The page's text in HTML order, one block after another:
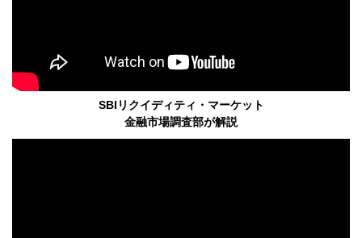
SBIリクイディティ・マーケット
金融市場調査部が解説